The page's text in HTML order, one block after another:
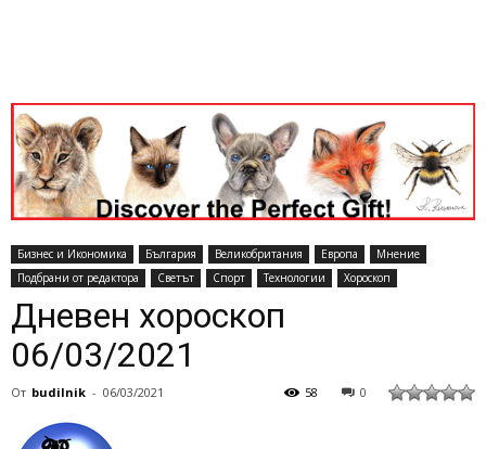
Бизнес и Икономика България Великобритания Европа
Мнение
Подбрани от редактора
Светът Спорт Технологии Хороскоп
Дневен хороскоп
06/03/2021
От budilnik - 06/03/2021 0
58